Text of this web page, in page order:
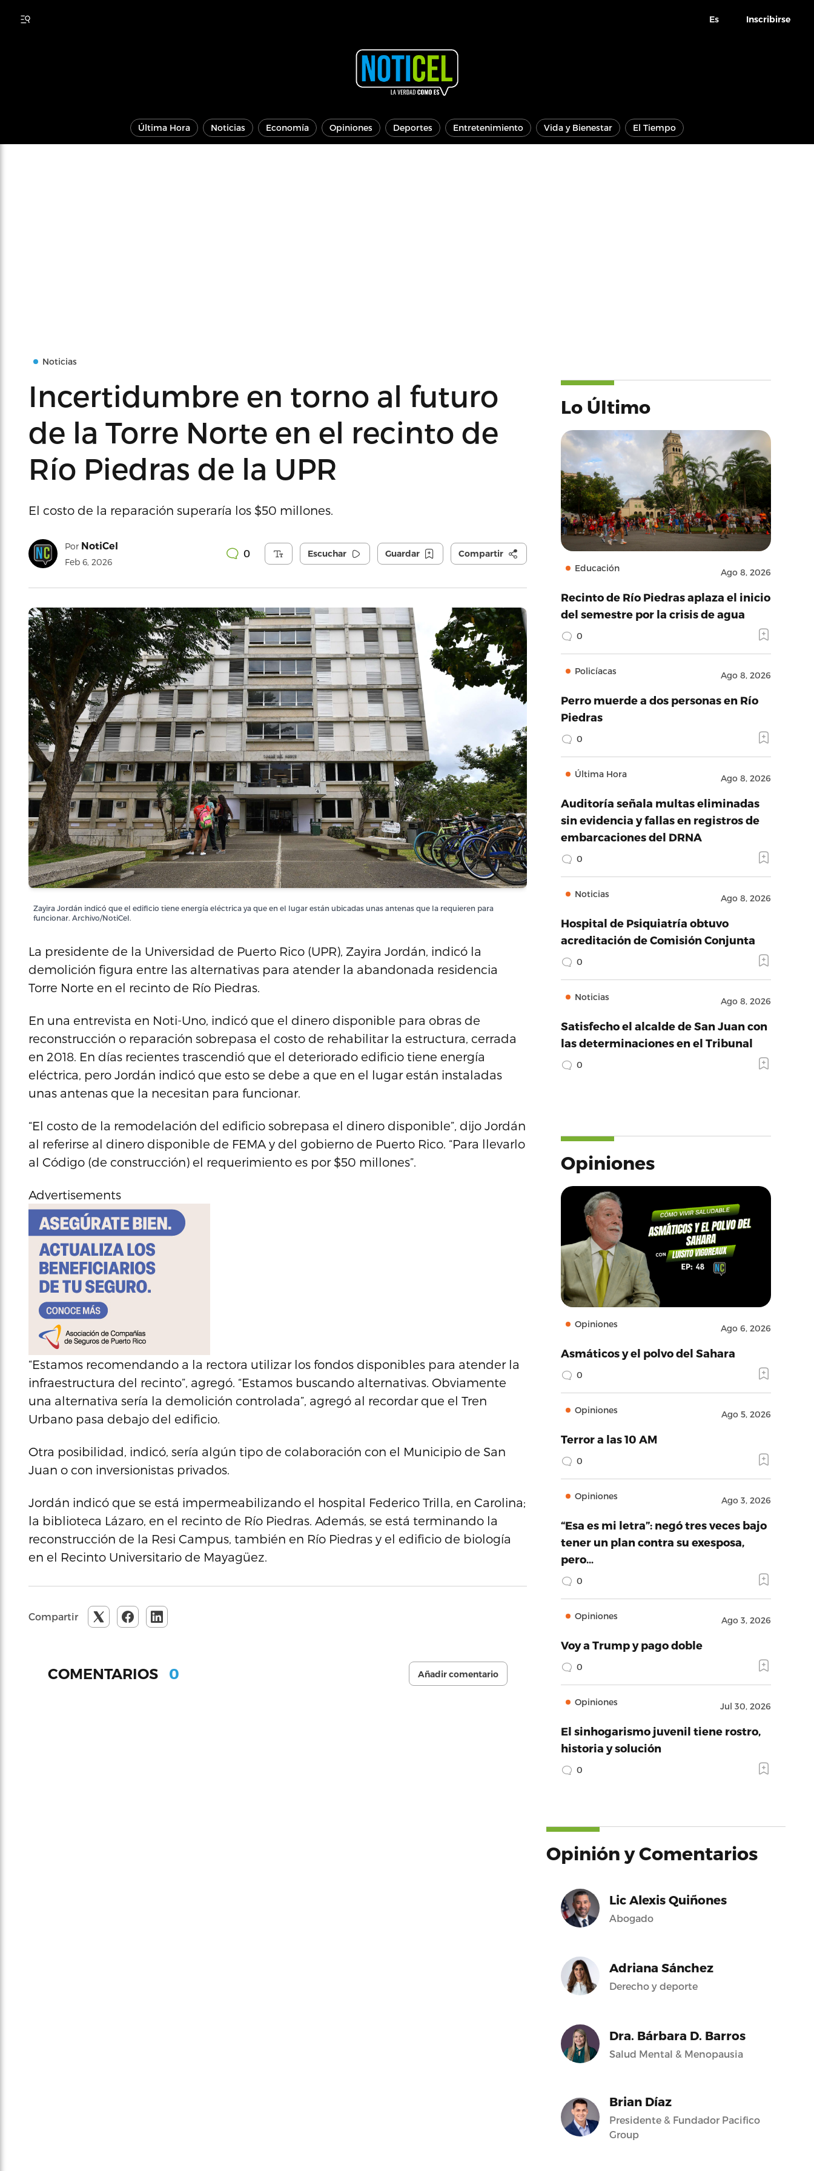
Es Inscribirse
Última Hora Noticias Economía Opiniones Deportes Entretenimiento Vida y Bienestar El Tiempo
Noticias
Incertidumbre en torno al futuro
de la Torre Norte en el recinto de
Río Piedras de la UPR
El costo de la reparación superaría los $50 millones.
Por NotiCel
Feb 6, 2026
0 Escuchar Guardar Compartir
Zayira Jordán indicó que el edificio tiene energía eléctrica ya que en el lugar están ubicadas unas antenas que la requieren para
funcionar. Archivo/NotiCel.
La presidente de la Universidad de Puerto Rico (UPR), Zayira Jordán, indicó la
demolición figura entre las alternativas para atender la abandonada residencia
Torre Norte en el recinto de Río Piedras.
En una entrevista en Noti-Uno, indicó que el dinero disponible para obras de
reconstrucción o reparación sobrepasa el costo de rehabilitar la estructura, cerrada
en 2018. En días recientes trascendió que el deteriorado edificio tiene energía
eléctrica, pero Jordán indicó que esto se debe a que en el lugar están instaladas
unas antenas que la necesitan para funcionar.
“El costo de la remodelación del edificio sobrepasa el dinero disponible”, dijo Jordán
al referirse al dinero disponible de FEMA y del gobierno de Puerto Rico. “Para llevarlo
al Código (de construcción) el requerimiento es por $50 millones”.
Advertisements
“Estamos recomendando a la rectora utilizar los fondos disponibles para atender la
infraestructura del recinto”, agregó. “Estamos buscando alternativas. Obviamente
una alternativa sería la demolición controlada”, agregó al recordar que el Tren
Urbano pasa debajo del edificio.
Otra posibilidad, indicó, sería algún tipo de colaboración con el Municipio de San
Juan o con inversionistas privados.
Jordán indicó que se está impermeabilizando el hospital Federico Trilla, en Carolina;
la biblioteca Lázaro, en el recinto de Río Piedras. Además, se está terminando la
reconstrucción de la Resi Campus, también en Río Piedras y el edificio de biología
en el Recinto Universitario de Mayagüez.
Compartir
COMENTARIOS 0 Añadir comentario
Lo Último
Educación Ago 8, 2026
Recinto de Río Piedras aplaza el inicio
del semestre por la crisis de agua
0
Policíacas Ago 8, 2026
Perro muerde a dos personas en Río
Piedras
0
Última Hora Ago 8, 2026
Auditoría señala multas eliminadas
sin evidencia y fallas en registros de
embarcaciones del DRNA
0
Noticias Ago 8, 2026
Hospital de Psiquiatría obtuvo
acreditación de Comisión Conjunta
0
Noticias Ago 8, 2026
Satisfecho el alcalde de San Juan con
las determinaciones en el Tribunal
0
Opiniones
Opiniones Ago 6, 2026
Asmáticos y el polvo del Sahara
0
Opiniones Ago 5, 2026
Terror a las 10 AM
0
Opiniones Ago 3, 2026
“Esa es mi letra”: negó tres veces bajo
tener un plan contra su exesposa,
pero…
0
Opiniones Ago 3, 2026
Voy a Trump y pago doble
0
Opiniones Jul 30, 2026
El sinhogarismo juvenil tiene rostro,
historia y solución
0
Opinión y Comentarios
Lic Alexis Quiñones
Abogado
Adriana Sánchez
Derecho y deporte
Dra. Bárbara D. Barros
Salud Mental & Menopausia
Brian Díaz
Presidente & Fundador Pacifico
Group